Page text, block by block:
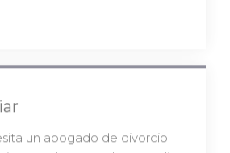
un abogado de divorcio